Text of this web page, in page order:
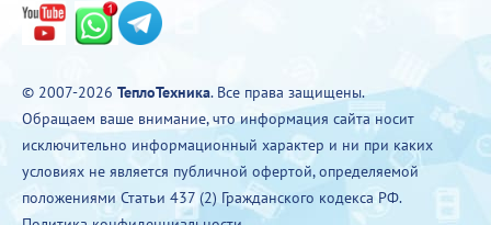
© 2007-2026 ТеплоТехника. Все права защищены.
Обращаем ваше внимание, что информация сайта носит
исключительно информационный характер и ни при каких
условиях не является публичной офертой, определяемой
положениями Статьи 437 (2) Гражданского кодекса РФ.